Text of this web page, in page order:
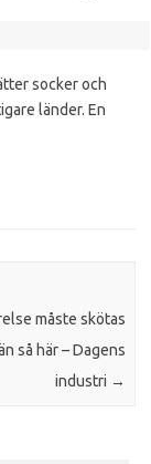
socker och
länder. En
måste skötas
så här – Dagens
industri →